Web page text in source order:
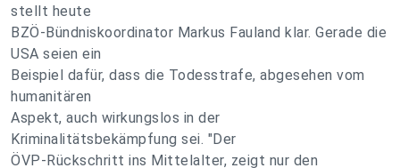
stellt heute
BZÖ-Bündniskoordinator Markus Fauland klar. Gerade die
USA seien ein
Beispiel dafür, dass die Todesstrafe, abgesehen vom
humanitären
Aspekt, auch wirkungslos in der
Kriminalitätsbekämpfung sei. "Der
ÖVP-Rückschritt ins Mittelalter, zeigt nur den